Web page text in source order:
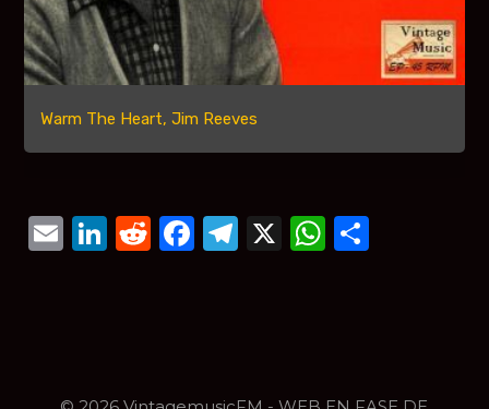
Warm The Heart, Jim Reeves
Email
LinkedIn
Reddit
Facebook
Telegram
X